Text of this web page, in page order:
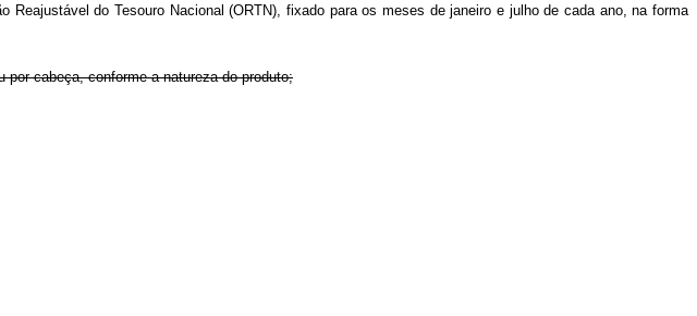
do Tesouro Nacional (ORTN), fixado para os meses de janeiro e julho de cada ano, na forma
cabeça, conforme a natureza do produto;